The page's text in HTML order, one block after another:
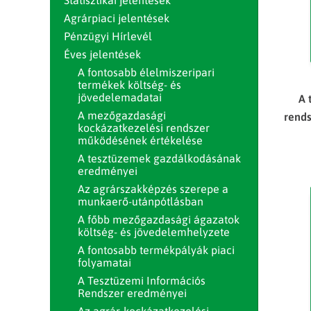
A
Agrárpiaci jelentések
Pénzügyi Hírlevél
Éves jelentések
A fontosabb élelmiszeripari
termékek költség- és
jövedelemadatai
A mezőgazdasági
kockázatkezelési rendszer
működésének értékelése
A tesztüzemek gazdálkodásának
eredményei
Az agrárszakképzés szerepe a
munkaerő-utánpótlásban
A főbb mezőgazdasági ágazatok
költség- és jövedelemhelyzete
A fontosabb termékpályák piaci
folyamatai
A Tesztüzemi Információs
Rendszer eredményei